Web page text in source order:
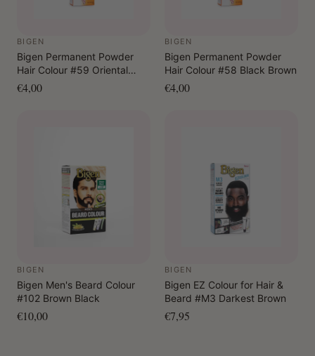
BIGEN
Bigen Permanent Powder
Hair Colour #59 Oriental
Black
€4,00
BIGEN
Bigen Permanent Powder
Hair Colour #58 Black Brown
€4,00
BIGEN
Bigen Men's Beard Colour
#102 Brown Black
€10,00
BIGEN
Bigen EZ Colour for Hair &
Beard #M3 Darkest Brown
€7,95